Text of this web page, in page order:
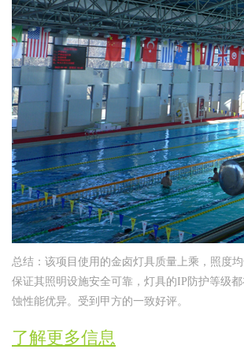
总结：该项目使用的金卤灯具质量上乘，照度
保证其照明设施安全可靠，灯具的IP防护等级都
蚀性能优异。受到甲方的一致好评。
了解更多信息